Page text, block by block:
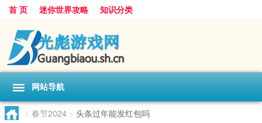
首 页 迷你世界攻略 知识分类
网站导航
> 春节2024 > 头条过年能发红包吗